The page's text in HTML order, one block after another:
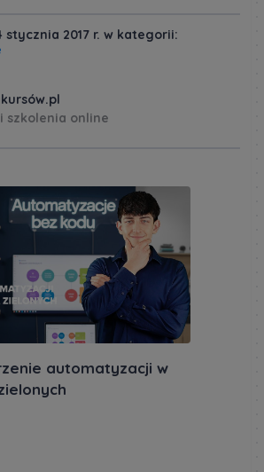
stycznia 2017 r. w kategorii:
szkolenia online
automatyzacji w